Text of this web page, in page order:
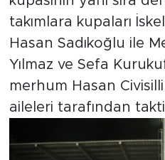
takımlara kupaları
Hasan Sadıkoğlu ile
Yılmaz ve Sefa
merhum Hasan
aileleri tarafından